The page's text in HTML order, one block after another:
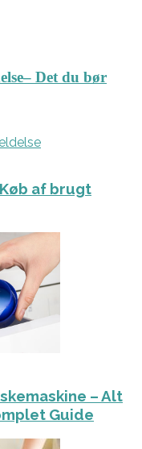
Det du bør
af brugt
– Alt
Guide